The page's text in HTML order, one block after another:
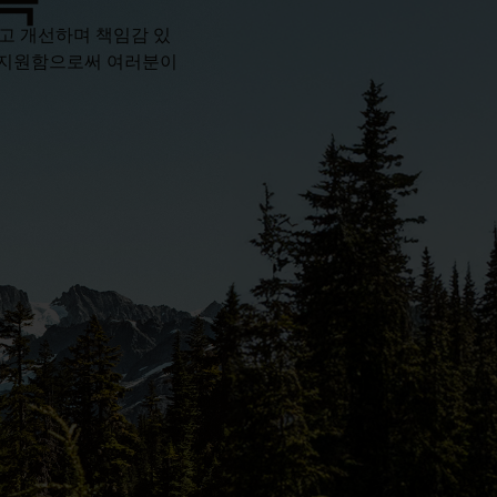
개선하며 책임감 있
원함으로써 여러분이